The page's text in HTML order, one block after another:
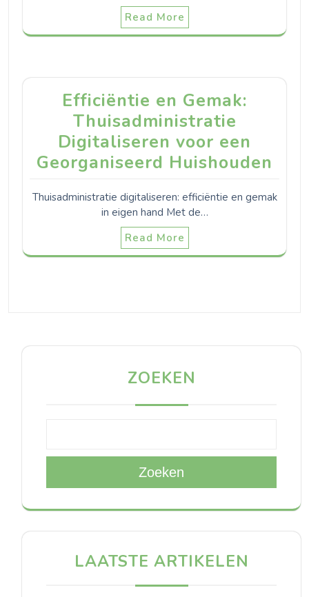
Read More
Efficiëntie en Gemak:
Thuisadministratie
Digitaliseren voor een
Georganiseerd Huishouden
Thuisadministratie digitaliseren: efficiëntie en gemak
in eigen hand Met de…
Read More
ZOEKEN
Zoeken
LAATSTE ARTIKELEN